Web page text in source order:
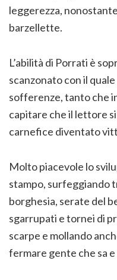
leggerezza,
barzellette.
L’abilità di Porrati è
scanzonato con il
sofferenze, tanto che
capitare che il lettore
carnefice diventato
Molto piacevole lo
stampo, surfeggiando
borghesia, serate del
sgarrupati e tornei di
scarpe e mollando
fermare gente che sa